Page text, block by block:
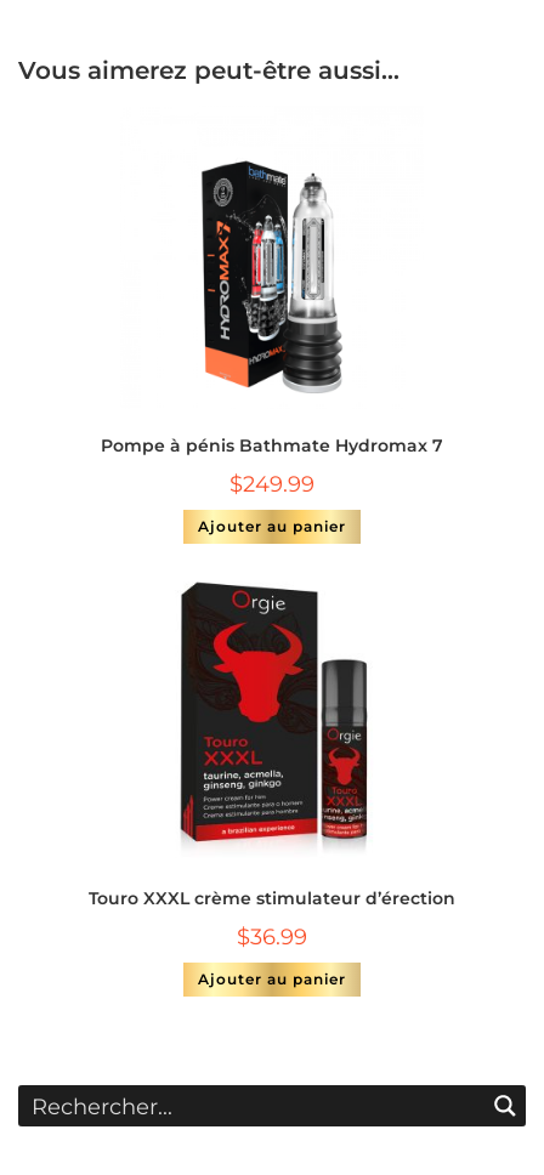
Vous aimerez peut-être aussi…
Pompe à pénis Bathmate Hydromax 7
$249.99
Ajouter au panier
Touro XXXL crème stimulateur d’érection
$36.99
Ajouter au panier